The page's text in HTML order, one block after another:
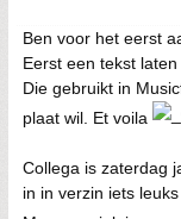
Ben voor het eerst
Eerst een tekst
Die gebruikt in
plaat wil. Et voila
Collega is zaterdag
in in verzin iets